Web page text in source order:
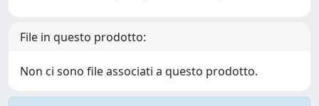
File in questo prodotto:
Non ci sono file associati a questo prodotto.